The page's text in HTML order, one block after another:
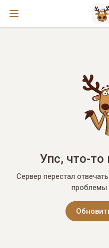
Упс, что-
Сервер перестал
проблемы